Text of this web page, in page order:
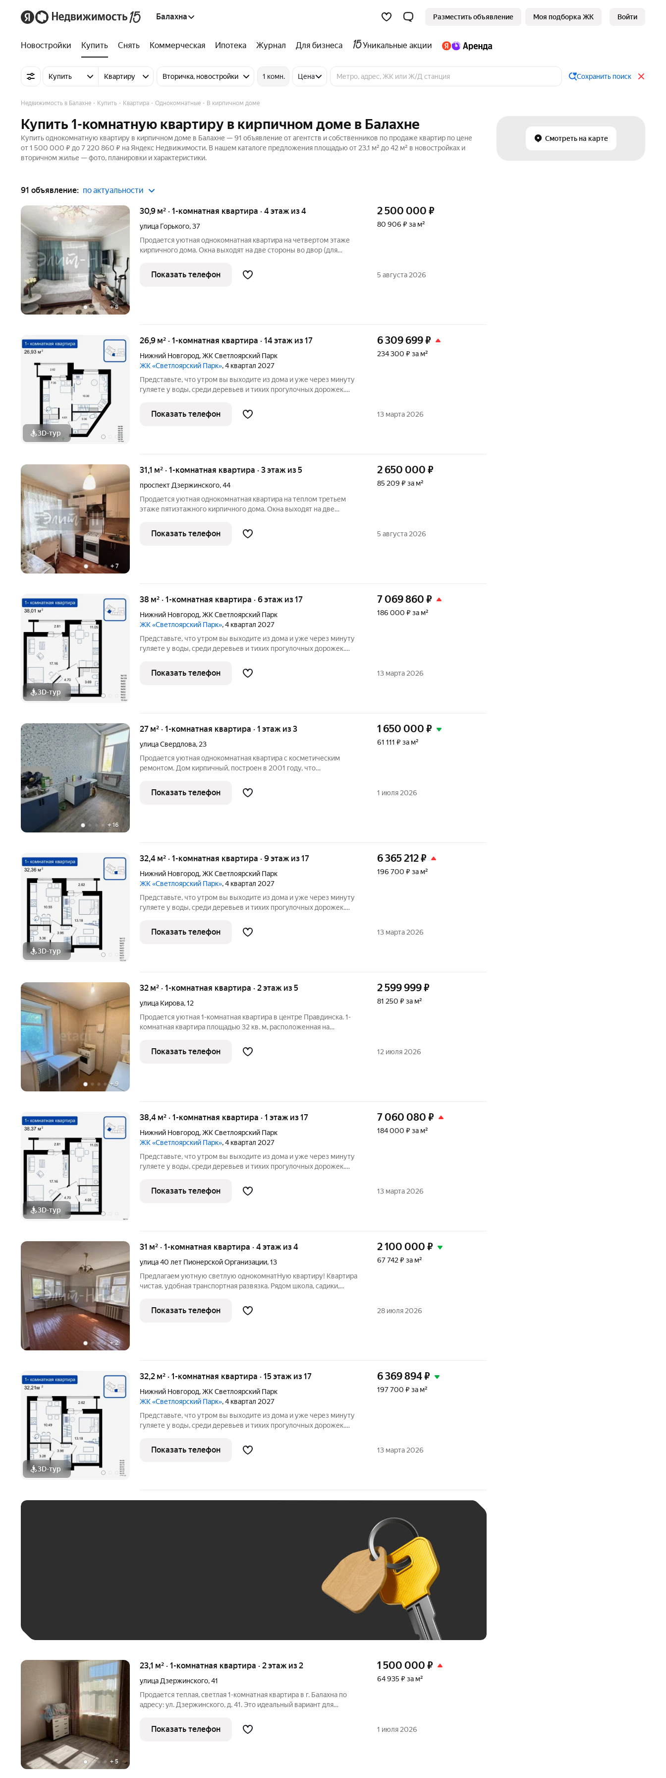
Балахна Разместить объявление Моя подборка ЖК Войти
Новостройки Купить Снять Коммерческая Ипотека Журнал Для бизнеса Уникальные акции
Купить Квартиру Вторичка, новостройки 1 комн. Цена Сохранить поиск
Смотреть на карте
Недвижимость в Балахне Купить Квартира Однокомнатные В кирпичном доме
Купить 1-комнатную квартиру в кирпичном доме в Балахне
Купить однокомнатную квартиру в кирпичном доме в Балахне — 91 объявление от агентств и собственников по продаже квартир по цене
от 1 500 000 ₽ до 7 220 860 ₽ на Яндекс Недвижимости. В нашем каталоге предложения площадью от 23,1 м² до 42 м² в новостройках и
вторичном жилье — фото, планировки и характеристики.
91 объявление: по актуальности
+8
30,9 м² · 1-комнатная квартира · 4 этаж из 4
улица Горького,37
Продается уютная однокомнатная квартира на четвертом этаже
кирпичного дома. Окна выходят на две стороны во двор (для
естественная инсоляция и тепло зимой, благодаря толстым
кирпичным стенам.
2 500 000 ₽
80 906 ₽ за м²
Показать телефон 5 августа 2026
3D-тур
26,9 м² · 1-комнатная квартира · 14 этаж из 17
Нижний Новгород,ЖК Светлоярский Парк
ЖК «Светлоярский Парк», 4 квартал 2027
Представьте, что утром вы выходите из дома и уже через минуту
гуляете у воды, среди деревьев и тихих прогулочных дорожек.
из самых живописных мест Сормовского района Нижнего
Новгорода
6 309 699₽
234 300 ₽ за м²
Показать телефон 13 марта 2026
+ 7
31,1 м² · 1-комнатная квартира · 3 этаж из 5
проспект Дзержинского,44
Продается уютная однокомнатная квартира на теплом третьем
этаже пятиэтажного кирпичного дома. Окна выходят на две
отличная естественная инсоляция и тепло зимой, благодаря
толстым
2 650 000 ₽
85 209 ₽ за м²
Показать телефон 5 августа 2026
3D-тур
38 м² · 1-комнатная квартира · 6 этаж из 17
Нижний Новгород,ЖК Светлоярский Парк
ЖК «Светлоярский Парк», 4 квартал 2027
Представьте, что утром вы выходите из дома и уже через минуту
гуляете у воды, среди деревьев и тихих прогулочных дорожек.
из самых живописных мест Сормовского района Нижнего
Новгорода
7 069 860 ₽
186 000 ₽ за м²
Показать телефон 13 марта 2026
+ 16
27 м² · 1-комнатная квартира · 1 этаж из 3
улица Свердлова, 23
Продается уютная однокомнатная квартира с косметическим
ремонтом. Дом кирпичный, построен в 2001 году, что
потолков составляет 3 метра, создавая ощущение простора. Окна
выходят на солнечную сторону,
1 650 000 ₽
61 111 ₽ за м²
Показать телефон 1 июля 2026
3D-тур
32,4 м² · 1-комнатная квартира · 9 этаж из 17
Нижний Новгород,ЖК Светлоярский Парк
ЖК «Светлоярский Парк», 4 квартал 2027
Представьте, что утром вы выходите из дома и уже через минуту
гуляете у воды, среди деревьев и тихих прогулочных дорожек.
из самых живописных мест Сормовского района Нижнего
Новгорода
6 365 212₽
196 700 ₽ за м²
Показать телефон 13 марта 2026
+9
32 м² · 1-комнатная квартира · 2 этаж из 5
улица Кирова,12
Продается уютная 1-комнатная квартира в центре Правдинска. 1-
комнатная квартира площадью 32 кв. м, расположенная на
Преимущества квартиры: Балкон Чистый и ухоженный подъезд
без посторонних
2 599 999₽
81 250 ₽ за м²
Показать телефон 12 июля 2026
3D-тур
38,4 м² · 1-комнатная квартира · 1 этаж из 17
Нижний Новгород,ЖК Светлоярский Парк
ЖК «Светлоярский Парк», 4 квартал 2027
Представьте, что утром вы выходите из дома и уже через минуту
гуляете у воды, среди деревьев и тихих прогулочных дорожек.
из самых живописных мест Сормовского района Нижнего
Новгорода
7 060 080 ₽
184 000 ₽ за м²
Показать телефон 13 марта 2026
+2
31 м² · 1-комнатная квартира · 4 этаж из 4
улица 40 лет Пионерской Организации,13
Предлагаем уютную светлую однокомнатНую квартиру! Квартира
чистая. удобная транспортная развязка. Рядом школа, садики,
2 100 000 ₽
67 742 ₽ за м²
Показать телефон 28 июля 2026
3D-тур
32,2 м² · 1-комнатная квартира · 15 этаж из 17
Нижний Новгород,ЖК Светлоярский Парк
ЖК «Светлоярский Парк», 4 квартал 2027
Представьте, что утром вы выходите из дома и уже через минуту
гуляете у воды, среди деревьев и тихих прогулочных дорожек.
из самых живописных мест Сормовского района Нижнего
Новгорода
6 369 894₽
197 700 ₽ за м²
Показать телефон 13 марта 2026
+ 5
23,1 м² · 1-комнатная квартира · 2 этаж из 2
улица Дзержинского,41
Продается теплая, светлая 1-комнатная квартира в г. Балахна по
адресу: ул. Дзержинского, д. 41. Это идеальный вариант для
инвестиция под сдачу в аренду с минимальными вложениями! 2-й
этаж
1 500 000 ₽
64 935 ₽ за м²
Показать телефон 1 июля 2026